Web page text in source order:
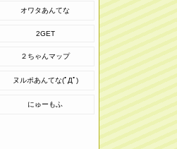
オワタあんてな
2GET
２ちゃんマップ
ヌルポあんてな(ﾟДﾟ)
にゅーもふ